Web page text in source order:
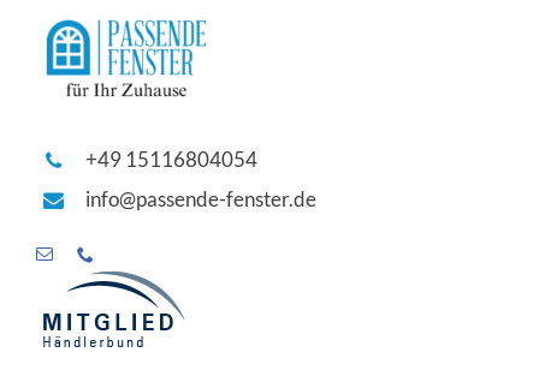
+49 15116804054
info@passende-fenster.de